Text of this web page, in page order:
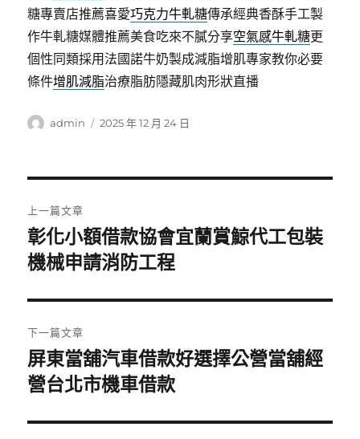
糖專賣店推薦喜愛巧克力牛軋糖傳承經典香酥手工製
作牛軋糖媒體推薦美食吃來不膩分享空氣感牛軋糖更
個性同類採用法國諾牛奶製成減脂增肌專家教你必要
條件增肌減脂治療脂肪隱藏肌肉形狀直播
作
admin
發
2025 年 12 月 24 日
章
導
覽
上一篇文章
上
一
文
章:
彰化小額借款協會宜蘭賞鯨代工包裝
機械申請消防工程
下一篇文章
下
一
文
屏東當舖汽車借款好選擇公營當舖經
營台北市機車借款